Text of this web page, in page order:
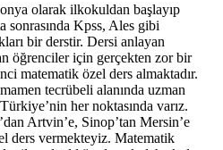
olarak ilkokuldan başlayıp
sonrasında Kpss, Ales gibi
bir derstir. Dersi anlayan
öğrenciler için gerçekten zor bir
matematik özel ders almaktadır.
tecrübeli alanında uzman
her noktasında varız.
Artvin’e, Sinop’tan Mersin’e
ders vermekteyiz. Matematik